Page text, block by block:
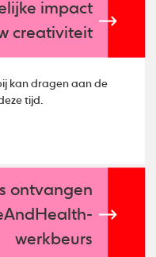
impact
creativiteit
kan dragen aan de
tijd.
ontvangen
werkbeurs